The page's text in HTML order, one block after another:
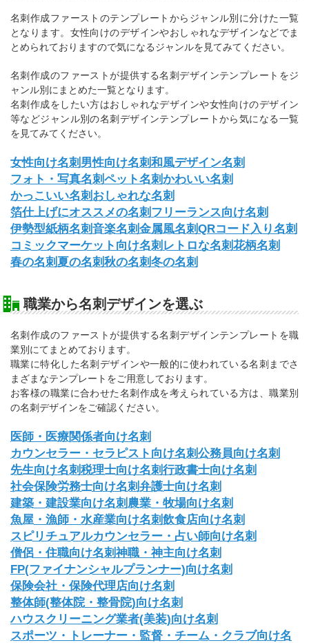
名刺作成ファーストのテンプレートからジャンル別に分けた一覧
となります。女性向けのデザインやおしゃれなデザインなどでま
とめられておりますので気になるジャンルを見てみてください。
名刺作成のファーストが提供する名刺デザインテンプレートをジ
ャンル別にまとめた一覧となります。
名刺作成をしたい方はおしゃれなデザインや女性向けのデザイン
等などジャンル別の名刺デザインテンプレートから気になる一覧
を見てみてください。
女性向け名刺 男性向け名刺和風デザイン名刺
フォト・写真名刺ペット名刺かわいい名刺
かっこいい名刺 おしゃれな名刺
箔仕上げにオススメの名刺 フリーランス向け名刺
伊勢型紙柄名刺音楽名刺金属風名刺QRコード入り名刺
コミックマーケット向け名刺 レトロな名刺花柄名刺
春の名刺夏の名刺秋の名刺冬の名刺
職業から名刺デザインを選ぶ
名刺作成のファーストが提供する名刺デザインテンプレートを職
業別にてまとめております。
職業に特化した名刺デザインや一般的に使われている名刺までさ
まざまなテンプレートをご用意しております。
お客様の職業に合わせた名刺作成を考えられている方は、職業別
の名刺デザインをご確認ください。
医師・医療関係者向け名刺
カウンセラー・セラピスト向け名刺公務員向け名刺
先生向け名刺税理士向け名刺行政書士向け名刺
社会保険労務士向け名刺弁護士向け名刺
建築・建設業向け名刺 農業・牧場向け名刺
魚屋・漁師・水産業向け名刺飲食店向け名刺
スピリチュアルカウンセラー・占い師向け名刺
僧侶・住職向け名刺神職・神主向け名刺
FP(ファイナンシャルプランナー)向け名刺
保険会社・保険代理店向け名刺
整体師(整体院・整骨院)向け名刺
ハウスクリーニング業者(美装)向け名刺
スポーツ・トレーナー・監督・チーム・クラブ向け名